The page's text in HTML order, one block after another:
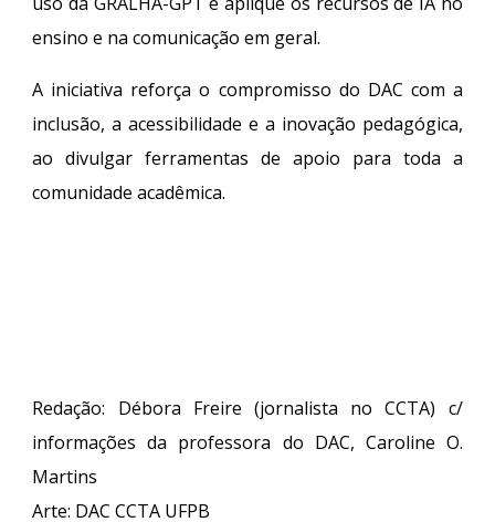
ensino e na comunicação em geral.
A iniciativa reforça o compromisso do DAC com a
inclusão, aacessibilidade e a inovação pedagógica,
ao divulgar ferramentas de apoio para toda a
comunidade acadêmica.
Redação: Débora Freire (jornalista no CCTA) c/
informações da professora do DAC, Caroline O.
Martins
Arte: DAC CCTA UFPB